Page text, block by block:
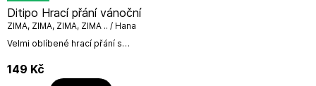
Velmi oblíbené hrací přání s
od Hany Zagorové.Text na titulní
straně přání:RADOSTNÉ...
Ditipo Hrací přání vánoční
ZIMA, ZIMA, ZIMA, ZIMA .. / Hana
Zagorová
149 Kč